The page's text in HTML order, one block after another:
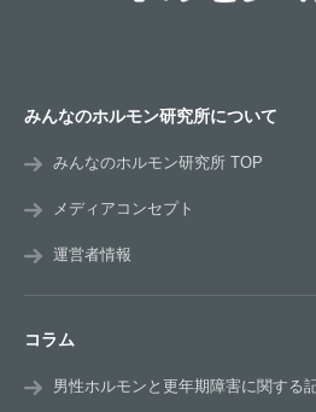
みんなのホルモン研究所について
みんなのホルモン研究所 TOP
メディアコンセプト
運営者情報
コラム
男性ホルモンと更年期障害に関する